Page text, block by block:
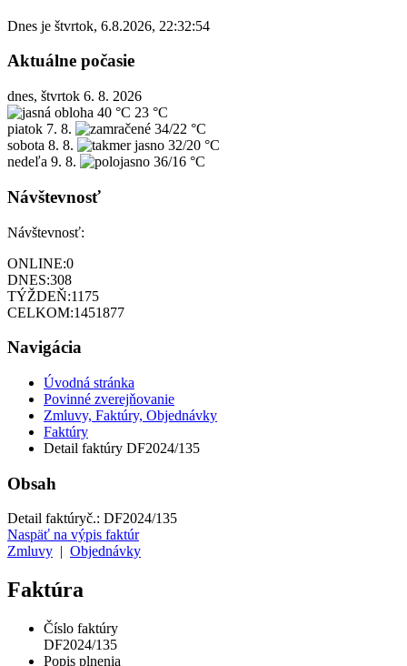
Dnes je štvrtok, 6.8.2026, 22:32:54
Aktuálne počasie
dnes, štvrtok 6. 8. 2026
40 °C 23 °C
piatok 7. 8.
34/22 °C
sobota 8. 8.
32/20 °C
nedeľa 9. 8. 36/16 °C
Návštevnosť
Návštevnosť:
ONLINE:0
DNES:308
TÝŽDEŇ:1175
CELKOM:1451877
Navigácia
Úvodná stránka
Povinné zverejňovanie
Zmluvy, Faktúry, Objednávky
Faktúry
Detail faktúry DF2024/135
Obsah
Detail faktúryč.: DF2024/135
Naspäť na výpis faktúr
Zmluvy
Objednávky
Faktúra
Číslo faktúry
DF2024/135
Popis plnenia